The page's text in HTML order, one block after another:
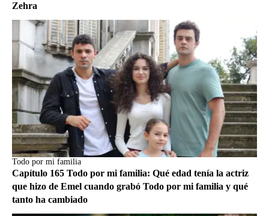
Zehra
Todo por mi familia
Capítulo 165 Todo por mi familia: Qué edad tenía la actriz
que hizo de Emel cuando grabó Todo por mi familia y qué
tanto ha cambiado